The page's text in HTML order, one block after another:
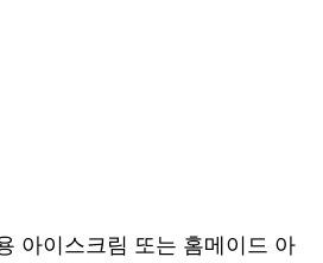
아이스크림 또는 홈메이드 아